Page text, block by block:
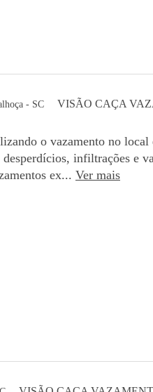
- SC VISÃO CAÇA
o vazamento no
infiltrações e
ex... Ver mais